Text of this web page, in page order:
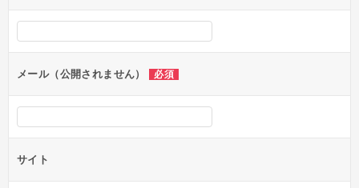
メール（公開されません） 必須
サイト